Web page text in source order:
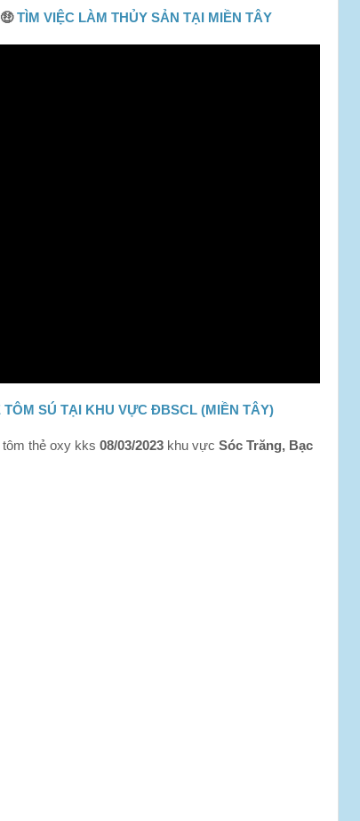
TÌM VIỆC LÀM THỦY SẢN TẠI MIỀN TÂY
TÔM SÚ TẠI KHU VỰC ĐBSCL (MIỀN TÂY)
tôm thẻ oxy kks 08/03/2023 khu vực Sóc Trăng, Bạc